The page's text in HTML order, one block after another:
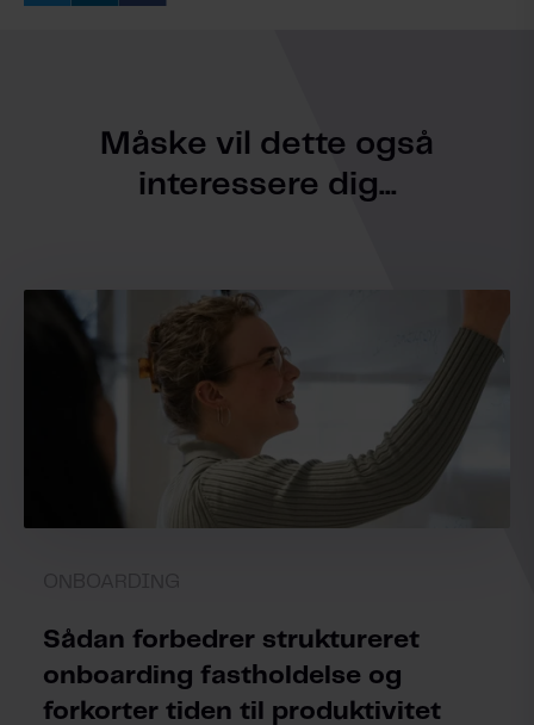
Måske vil dette også
interessere dig...
Sådan forbedrer struktureret
onboarding fastholdelse og
forkorter tiden til produktivitet